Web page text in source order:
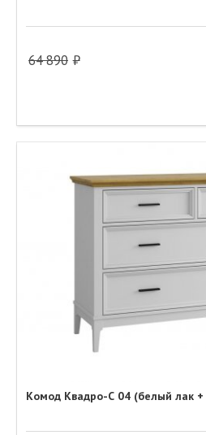
64 890
Комод Квадро-С 04 (белый лак +